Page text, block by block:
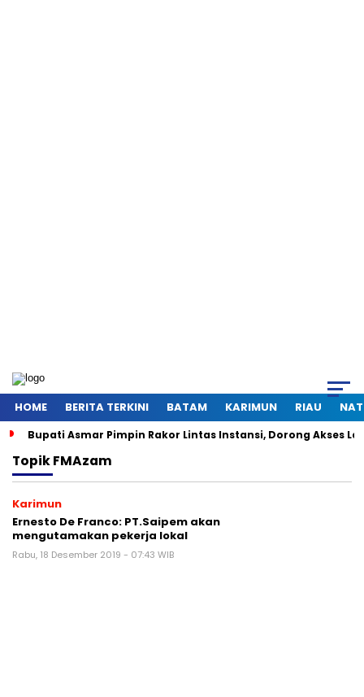
HOME BERITA TERKINI BATAM KARIMUN RIAU
Bupati Asmar Pimpin Rakor Lintas Instansi, Dorong Akses
TopikFMAzam
Karimun
Ernesto De Franco: PT.Saipem akan
mengutamakan pekerja lokal
Rabu, 18 Desember 2019 - 07:43 WIB